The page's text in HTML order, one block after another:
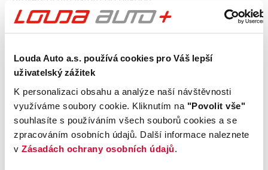
Louda Auto a.s. používá cookies pro Váš lepší
uživatelský zážitek
K personalizaci obsahu a analýze naší návštěvnosti
využíváme soubory cookie. Kliknutím na "Povolit vše"
souhlasíte s používáním všech souborů cookies a se
zpracováním osobních údajů. Další informace naleznete
v Zásadách ochrany osobních údajů.
Motor
Převodovka a spojka
Nápravy a podvozek
Výfuková soustava
Brzdy
Elektronické části vozu
Karoserie